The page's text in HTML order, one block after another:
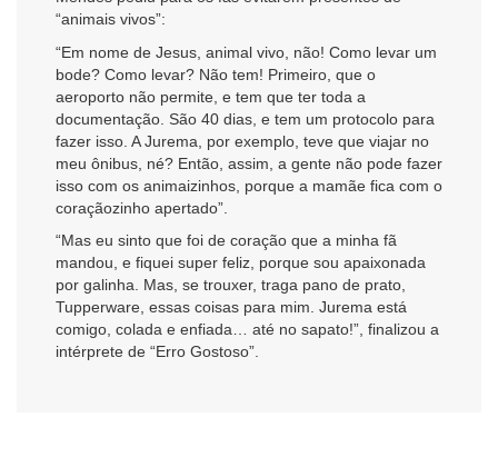
“animais vivos”:
“Em nome de Jesus, animal vivo, não! Como levar um
bode? Como levar? Não tem! Primeiro, que o
aeroporto não permite, e tem que ter toda a
documentação. São 40 dias, e tem um protocolo para
fazer isso. A Jurema, por exemplo, teve que viajar no
meu ônibus, né? Então, assim, a gente não pode fazer
isso com os animaizinhos, porque a mamãe fica com o
coraçãozinho apertado”.
“Mas eu sinto que foi de coração que a minha fã
mandou, e fiquei super feliz, porque sou apaixonada
por galinha. Mas, se trouxer, traga pano de prato,
Tupperware, essas coisas para mim. Jurema está
comigo, colada e enfiada… até no sapato!”, finalizou a
intérprete de “Erro Gostoso”.